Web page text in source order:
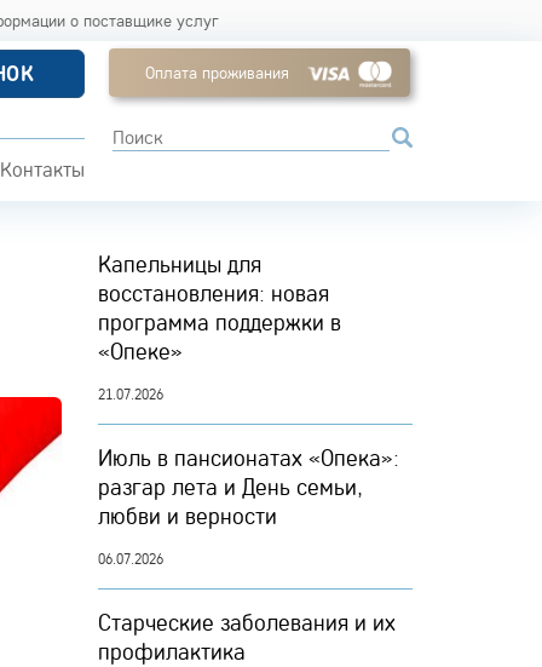
о поставщике услуг
Контакты
Оплата проживания
Капельницы для
восстановления: новая
программа поддержки в
«Опеке»
21.07.2026
Июль в пансионатах «Опека»:
разгар лета и День семьи,
любви и верности
06.07.2026
Старческие заболевания и их
профилактика